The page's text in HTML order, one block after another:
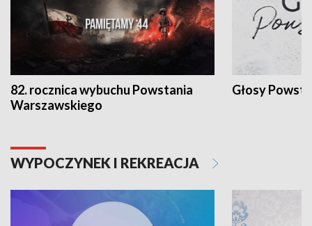
82. rocznica wybuchu Powstania
Warszawskiego
Głosy
WYPOCZYNEK I REKREACJA